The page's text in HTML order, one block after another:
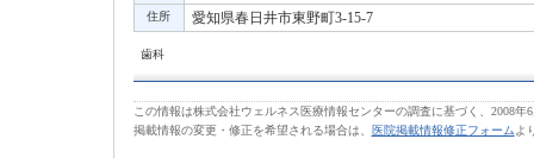
住所 愛知県春日井市東野町3-15-7
歯科
この情報は株式会社ウェルネス医療情報センターの調査に基づく、2008年
掲載情報の変更・修正を希望される場合は、
医院掲載情報修正フォーム よ